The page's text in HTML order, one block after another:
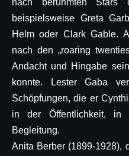
nach berühmten Stars
beispielsweise Greta
Helm oder Clark Gable.
nach den „roaring
Andacht und Hingabe
konnte. Lester Gaba
Schöpfungen, die er
in der Öffentlichkeit,
Begleitung.
Anita Berber (1899-1928),